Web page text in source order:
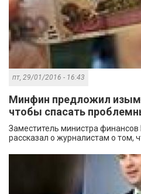
пт, 29/01/2016 - 16:43
Минфин предложил
чтобы спасать
Заместитель министра
рассказал о журналистам о том,